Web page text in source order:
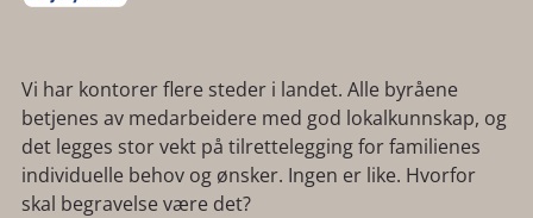
Vi har kontorer flere steder i landet. Alle byråene
betjenes av medarbeidere med god lokalkunnskap, og
det legges stor vekt på tilrettelegging for familienes
individuelle behov og ønsker. Ingen er like. Hvorfor
skal begravelse være det?